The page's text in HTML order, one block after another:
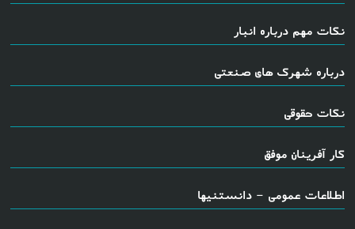
نکات مهم درباره انبار
درباره شهرک های صنعتی
نکات حقوقی
کار آفرینان موفق
اطلاعات عمومی - دانستنیها